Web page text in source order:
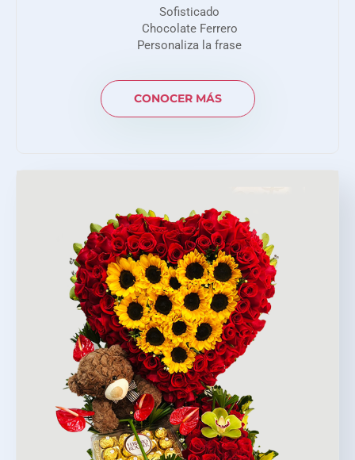
Sofisticado
Chocolate Ferrero
Personaliza la frase
CONOCER MÁS